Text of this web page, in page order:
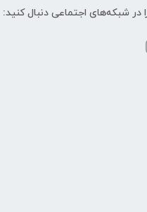
در شبکه‌های اجتماعی دنبال کنید: